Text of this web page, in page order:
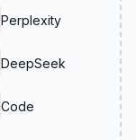
Perplexity
DeepSeek
Code